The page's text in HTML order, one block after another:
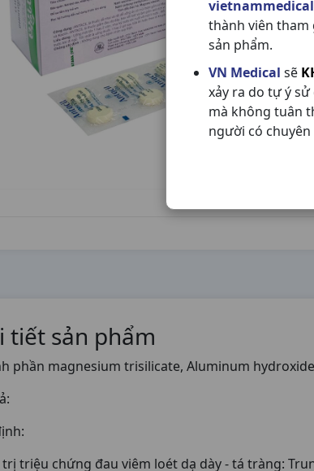
thành viên tham
sản phẩm.
VN Medical sẽ
xảy ra do tự ý
mà không tuân
người có chuyên
tiết sản phẩm
phần magnesium trisilicate, Aluminum
triệu chứng đau viêm loét dạ dày - tá tràng: